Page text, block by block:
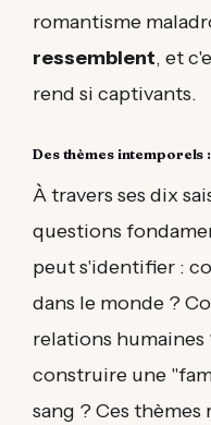
romantisme
ressemblent, et
rend si captivants.
Des thèmes intemporels
À travers ses dix
questions
peut s'identifier :
dans le monde ?
relations
construire une
sang ? Ces